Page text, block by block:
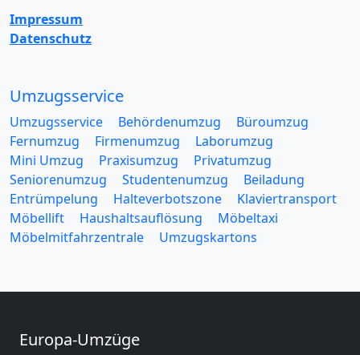
Impressum
Datenschutz
Umzugsservice
Umzugsservice Behördenumzug
Büroumzug
Fernumzug
Firmenumzug
Laborumzug
Mini Umzug
Praxisumzug
Privatumzug
Seniorenumzug
Studentenumzug
Beiladung
Entrümpelung
Halteverbotszone
Klaviertransport
Möbellift
Haushaltsauflösung
Möbeltaxi
Möbelmitfahrzentrale
Umzugskartons
Europa-Umzüge